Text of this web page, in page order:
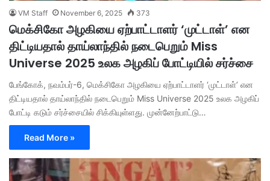
VM Staff November 6, 2025 373
மெக்சிகோ அழகியை ஏற்பாட்டாளர் ‘முட்டாள்’ என
திட்டியதால் தாய்லாந்தில் நடைபெறும் Miss
Universe 2025 உலக அழகிப் போட்டியில் சர்ச்சை
பேங்கோக், நவம்பர்-6, மெக்சிகோ அழகியை ஏற்பாட்டாளர் ‘முட்டாள்’ என
திட்டியதால் தாய்லாந்தில் நடைபெறும் Miss Universe 2025 உலக அழகிப்
போட்டி கடும் சர்ச்சையில் சிக்கியுள்ளது. முன்னேற்பாட்டு…
Read More »